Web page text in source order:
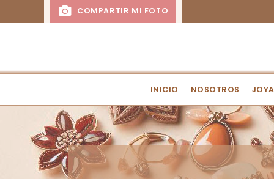
COMPARTIR MI FOTO
INICIO NOSOTROS